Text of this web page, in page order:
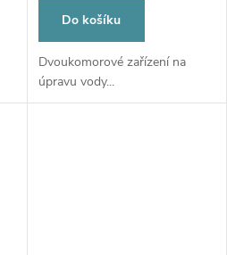
Do košíku
Dvoukomorové zařízení na
úpravu vody...